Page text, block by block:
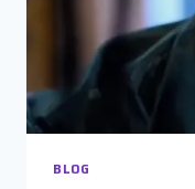
BLOG